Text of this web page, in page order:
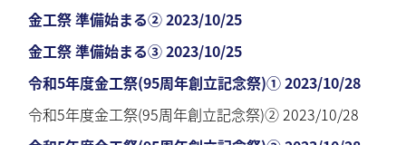
金工祭 準備始まる② 2023/10/25
金工祭 準備始まる③ 2023/10/25
令和5年度金工祭(95周年創立記念祭)① 2023/10/28
令和5年度金工祭(95周年創立記念祭)② 2023/10/28